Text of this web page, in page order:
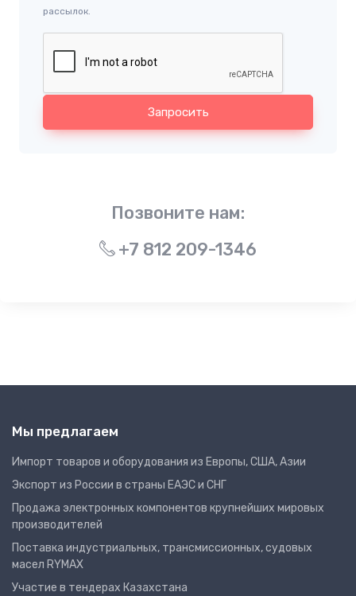
рассылок.
Запросить
Позвоните нам:
+7 812 209-1346
Мы предлагаем
Импорт товаров и оборудования из Европы, США, Азии
Экспорт из России в страны ЕАЭС и СНГ
Продажа электронных компонентов крупнейших мировых
производителей
Поставка индустриальных, трансмиссионных, судовых
масел RYMAX
Участие в тендерах Казахстана